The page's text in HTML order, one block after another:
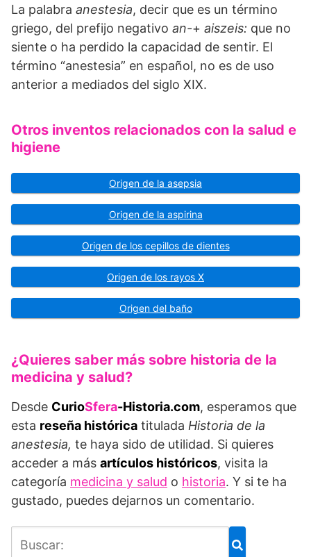
La palabra anestesia, decir que es un término
griego, del prefijo negativo an-+ aiszeis: que no
siente o ha perdido la capacidad de sentir. El
término “anestesia” en español, no es de uso
anterior a mediados del siglo XIX.
Otros inventos relacionados con la salud e
higiene
Origen de la asepsia
Origen de la aspirina
Origen de los cepillos de dientes
Origen de los rayos X
Origen del baño
¿Quieres saber más sobre historia de la
medicina y salud?
Desde CurioSfera-Historia.com, esperamos que
esta reseña histórica titulada Historia de la
anestesia, te haya sido de utilidad. Si quieres
acceder a más artículos históricos, visita la
categoría medicina y salud o historia. Y si te ha
gustado, puedes dejarnos un comentario.